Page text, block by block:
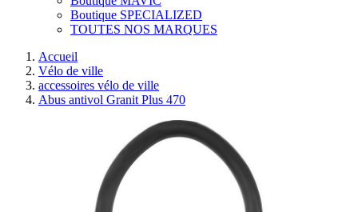
Boutique SPECIALIZED
TOUTES NOS MARQUES
Accueil
Vélo de ville
accessoires vélo de ville
Abus antivol Granit Plus 470